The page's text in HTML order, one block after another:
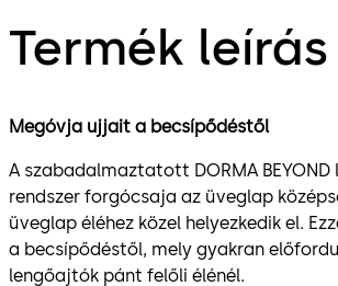
Termék leírás
Megóvja ujjait a becsípődéstől
A szabadalmaztatott DORMA
rendszer forgócsaja az üveglap
üveglap éléhez közel helyezkedik el.
a becsípődéstől, mely gyakran
lengőajtók pánt felőli élénél.